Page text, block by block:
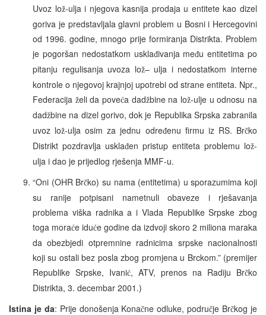
Uvoz lož-ulja i njegova kasnija prodaja u entitete kao dizel
goriva je predstavljala glavni problem u Bosni i Hercegovini
od 1996. godine, mnogo prije formiranja Distrikta. Problem
je pogoršan nedostatkom usklađivanja među entitetima po
pitanju regulisanja uvoza lož– ulja i nedostatkom interne
kontrole o njegovoj krajnjoj upotrebi od strane entiteta. Npr.,
Federacija želi da poveća dadžbine na lož-ulje u odnosu na
dadžbine na dizel gorivo, dok je Republika Srpska zabranila
uvoz lož-ulja osim za jednu određenu firmu iz RS. Brčko
Distrikt pozdravlja usklađen pristup entiteta problemu lož-
ulja i dao je prijedlog rješenja MMF-u.
“Oni (OHR Brčko) su nama (entitetima) u sporazumima koji
su ranije potpisani nametnuli obaveze i rješavanja
problema viška radnika a i Vlada Republike Srpske zbog
toga moraće iduće godine da izdvoji skoro 2 miliona maraka
da obezbjedi otpremnine radnicima srpske nacionalnosti
koji su ostali bez posla zbog promjena u Brckom.” (premijer
Republike Srpske, Ivanić, ATV, prenos na Radiju Brčko
Distrikta, 3. decembar 2001.)
Istina je da: Prije donošenja Konačne odluke, područje Brčkog je